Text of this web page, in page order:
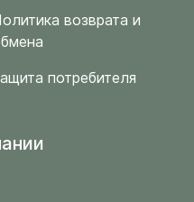
возврата и
потребителя